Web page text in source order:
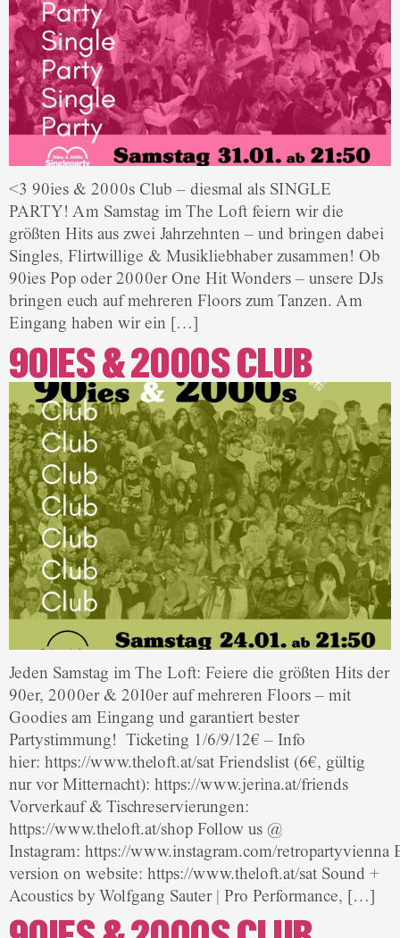
<3 90ies & 2000s Club – diesmal als SINGLE
PARTY! Am Samstag im The Loft feiern wir die
größten Hits aus zwei Jahrzehnten – und bringen dabei
Singles, Flirtwillige & Musikliebhaber zusammen! Ob
90ies Pop oder 2000er One Hit Wonders – unsere DJs
bringen euch auf mehreren Floors zum Tanzen. Am
Eingang haben wir ein […]
90IES & 2000S CLUB
Jeden Samstag im The Loft: Feiere die größten Hits der
90er, 2000er & 2010er auf mehreren Floors – mit
Goodies am Eingang und garantiert bester
Partystimmung! Ticketing 1/6/9/12€ – Info
hier: https://www.theloft.at/sat Friendslist (6€, gültig
nur vor Mitternacht): https://www.jerina.at/friends
Vorverkauf & Tischreservierungen:
https://www.theloft.at/shop Follow us @
Instagram: https://www.instagram.com/retropartyvienna
version on website: https://www.theloft.at/sat Sound +
Acoustics by Wolfgang Sauter | Pro Performance, […]